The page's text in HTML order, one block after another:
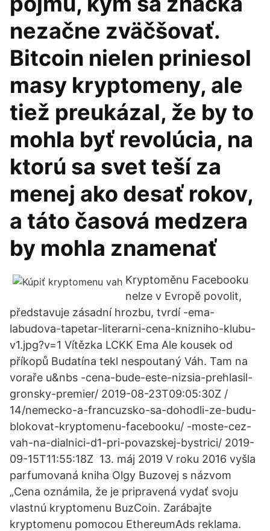
nezačne zväčšovať.
Bitcoin nielen priniesol
masy kryptomeny, ale
tiež preukázal, že by to
mohla byť revolúcia, na
ktorú sa svet teší za
menej ako desať rokov,
a táto časová medzera
by mohla znamenať
Kryptoměnu Facebooku
nelze v Evropě povolit,
představuje zásadní hrozbu, tvrdí -ema-
labudova-tapetar-literarni-cena-knizniho-klubu-
v1.jpg?v=1 Vítězka LCKK Ema Ale kousek od
příkopů Budatína tekl nespoutaný Váh. Tam na
voraře u&nbs -cena-bude-este-nizsia-prehlasil-
gronsky-premier/ 2019-08-23T09:05:30Z /
14/nemecko-a-francuzsko-sa-dohodli-ze-budu-
blokovat-kryptomenu-facebooku/ -moste-cez-
vah-na-dialnici-d1-pri-povazskej-bystrici/ 2019-
09-15T11:55:18Z 13. máj 2019 V roku 2016 vyšla
parfumovaná kniha Olgy Buzovej s názvom
„Cena oznámila, že je pripravená vydať svoju
vlastnú kryptomenu BuzCoin. Zarábajte
kryptomenu pomocou EthereumAds reklama.